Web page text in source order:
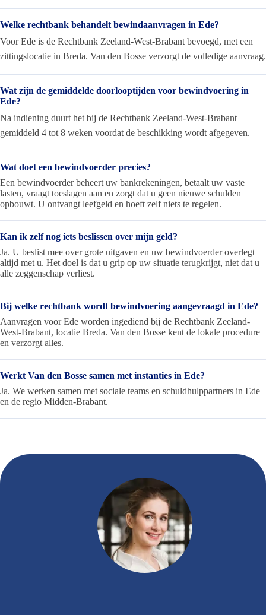
Welke rechtbank behandelt bewindaanvragen in Ede?
Voor Ede is de Rechtbank Zeeland-West-Brabant bevoegd, met een
zittingslocatie in Breda. Van den Bosse verzorgt de volledige aanvraag.
Wat zijn de gemiddelde doorlooptijden voor bewindvoering in
Ede?
Na indiening duurt het bij de Rechtbank Zeeland-West-Brabant
gemiddeld 4 tot 8 weken voordat de beschikking wordt afgegeven.
Wat doet een bewindvoerder precies?
Een bewindvoerder beheert uw bankrekeningen, betaalt uw vaste
lasten, vraagt toeslagen aan en zorgt dat u geen nieuwe schulden
opbouwt. U ontvangt leefgeld en hoeft zelf niets te regelen.
Kan ik zelf nog iets beslissen over mijn geld?
Ja. U beslist mee over grote uitgaven en uw bewindvoerder overlegt
altijd met u. Het doel is dat u grip op uw situatie terugkrijgt, niet dat u
alle zeggenschap verliest.
Bij welke rechtbank wordt bewindvoering aangevraagd in Ede?
Aanvragen voor Ede worden ingediend bij de Rechtbank Zeeland-
West-Brabant, locatie Breda. Van den Bosse kent de lokale procedure
en verzorgt alles.
Werkt Van den Bosse samen met instanties in Ede?
Ja. We werken samen met sociale teams en schuldhulppartners in Ede
en de regio Midden-Brabant.